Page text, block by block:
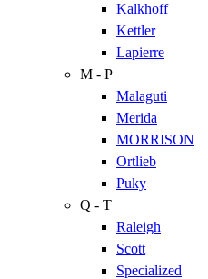
Kalkhoff
Kettler
Lapierre
M - P
Malaguti
Merida
MORRISON
Ortlieb
Puky
Q - T
Raleigh
Scott
Specialized